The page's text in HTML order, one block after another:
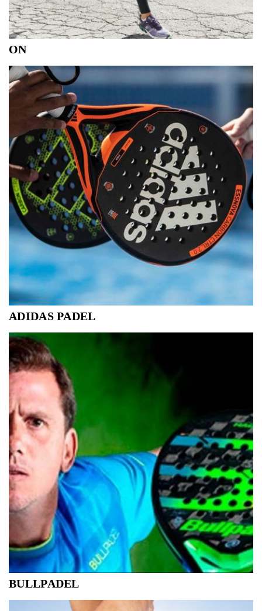
engineering inside'. Het toonaangevende loopmagazine
'Men's Running' is er gek van net zoals de Champs Crew
én onze klanten. De gepatenteerde CloudTec technologie
zorgt voor een unieke look met top-demping en ex...
ON
TOPCOLLECTIE VAN PADEL RACKETS VOOR
ZOWEL DE GEVORDERDE ALS DE BEGINNER.
KOM LANGS EN TEST DE VOOR JOU
GESCHIKTE RACKET OP DE UNIEKE INDOOR
ADIDAS PADELCOURT IN CHAMPS.
ADIDAS PADEL
Spaanse professionals, is één van de topmerken in deze
BULLPADEL